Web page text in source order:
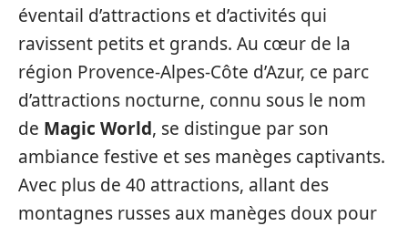
éventail d’attractions et d’activités qui
ravissent petits et grands. Au cœur de la
région Provence-Alpes-Côte d’Azur, ce parc
d’attractions nocturne, connu sous le nom
de Magic World, se distingue par son
ambiance festive et ses manèges captivants.
Avec plus de 40 attractions, allant des
montagnes russes aux manèges doux pour